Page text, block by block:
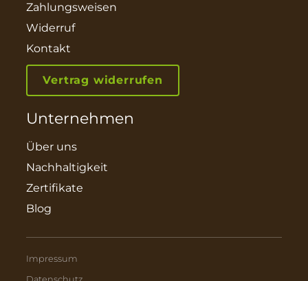
Zahlungsweisen
Widerruf
Kontakt
Vertrag widerrufen
Unternehmen
Über uns
Nachhaltigkeit
Zertifikate
Blog
Impressum